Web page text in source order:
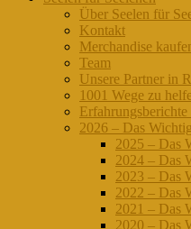
Über Seelen für
Kontakt
Merchandise
Team
Unsere Partner in
1001 Wege zu
2026 – Das
2025 – Das
2024 – Das
2023 – Das
2022 – Das
2021 – Das
2020 – Das